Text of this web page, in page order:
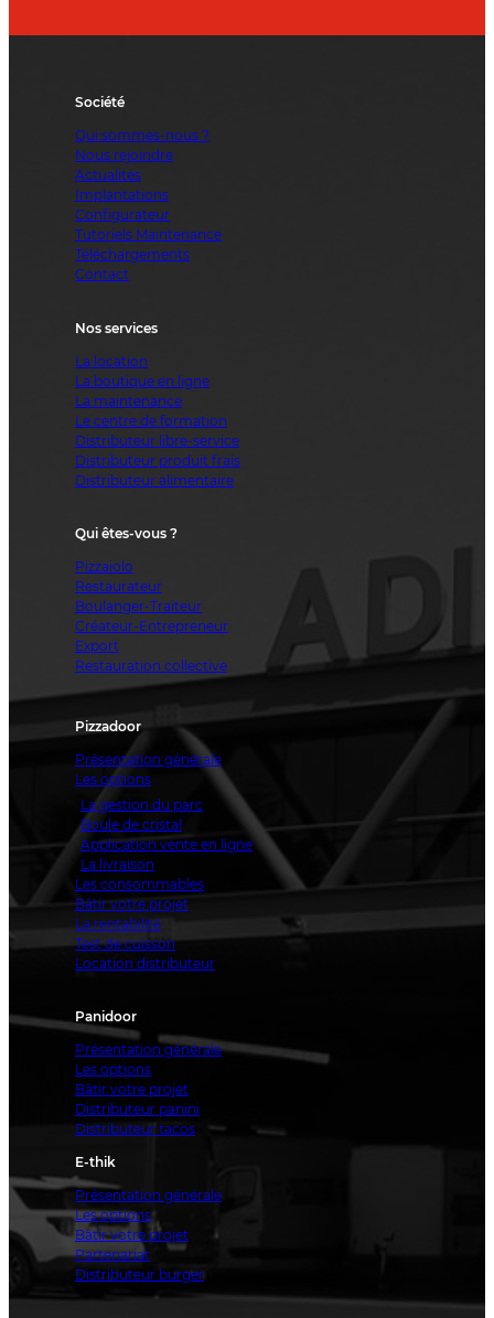
Société
Qui sommes-nous ?
Nous rejoindre
Actualités
Implantations
Configurateur
Tutoriels Maintenance
Téléchargements
Contact
Nos services
La location
La boutique en ligne
La maintenance
Le centre de formation
Distributeur libre-service
Distributeur produit frais
Distributeur alimentaire
Qui êtes-vous ?
Pizzaiolo
Restaurateur
Boulanger-Traiteur
Créateur-Entrepreneur
Export
Restauration collective
Pizzadoor
Présentation générale
Les options
La gestion du parc
Boule de cristal
Application vente en ligne
La livraison
Les consommables
Bâtir votre projet
La rentabilité
Test de cuisson
Location distributeur
Panidoor
Présentation générale
Les options
Bâtir votre projet
Distributeur panini
Distributeur tacos
E-thik
Présentation générale
Les options
Bâtir votre projet
Partenariat
Distributeur burger